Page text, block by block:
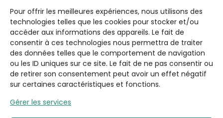
Pour offrir les meilleures expériences, nous utilisons des
technologies telles que les cookies pour stocker et/ou
accéder aux informations des appareils. Le fait de
consentir à ces technologies nous permettra de traiter
des données telles que le comportement de navigation
ou les ID uniques sur ce site. Le fait de ne pas consentir ou
de retirer son consentement peut avoir un effet négatif
sur certaines caractéristiques et fonctions.
Gérer les services
Contact
Adresse : 10 Rue du Général de Castelnau
STRASBOURG 67000
Tel : +33 (0)6 32 93 94 30
Email : mpuech@desohhetdebats.fr